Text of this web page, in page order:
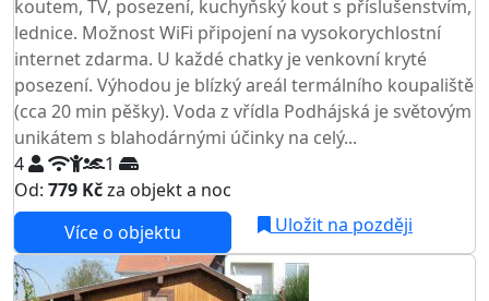
koutem, TV, posezení, kuchyňský kout s příslušenstvím,
lednice. Možnost WiFi připojení na vysokorychlostní
internet zdarma. U každé chatky je venkovní kryté
posezení. Výhodou je blízký areál termálního koupaliště
(cca 20 min pěšky). Voda z vřídla Podhájská je světovým
unikátem s blahodárnými účinky na celý...
4
1
Od: 779 Kčza objekt a noc
Více o objektu
Uložit na později